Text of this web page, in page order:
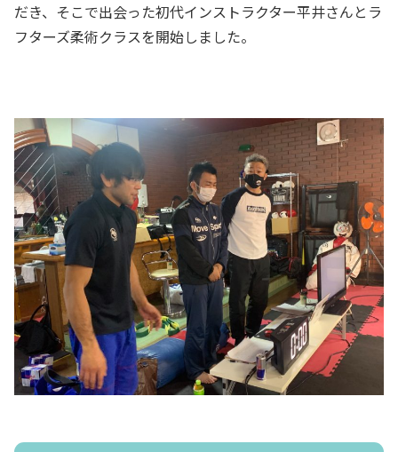
だき、そこで出会った初代インストラクター平井さんとラ
フターズ柔術クラスを開始しました。